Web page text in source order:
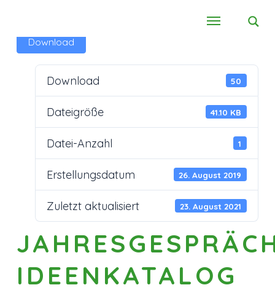
Download
Download 50
Dateigröße 41.10 KB
Datei-Anzahl 1
Erstellungsdatum 26. August 2019
Zuletzt aktualisiert 23. August 2021
IDEENKATALOG